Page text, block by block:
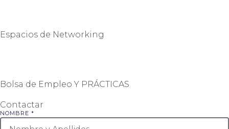
Espacios de Networking
Bolsa de Empleo Y PRÁCTICAS
Contactar
NOMBRE *